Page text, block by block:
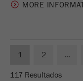
MORE
1 2 ...
117 Resultados